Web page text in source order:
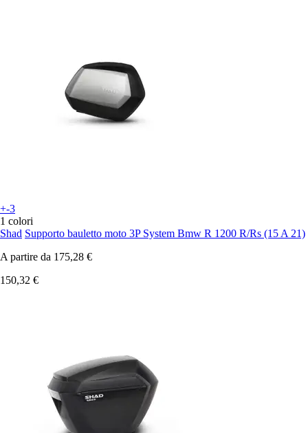
+-3
1 colori
Shad Supporto bauletto moto 3P System Bmw R 1200 R/Rs (15 A 21)
A partire da 175,28 €
150,32 €